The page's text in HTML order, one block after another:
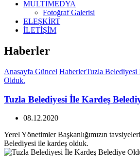
MULTIMEDYA
Fotoğraf Galerisi
ELEŞKİRT
İLETİŞİM
Haberler
Anasayfa Güncel HaberlerTuzla Belediyesi
Olduk.
Tuzla Belediyesi İle Kardeş
08.12.2020
Yerel Yönetimler Başkanlığımızın
Belediyesi ile kardeş olduk.